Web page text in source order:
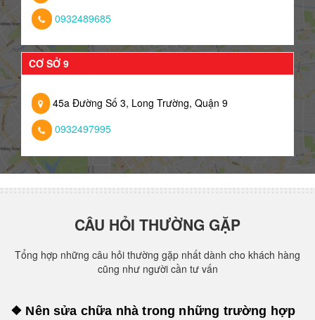
0932489685
CƠ SỞ 9
45a Đường Số 3, Long Trường, Quận 9
0932497995
CÂU HỎI THƯỜNG GẶP
Tổng hợp những câu hỏi thường gặp nhất dành cho khách hàng
cũng như người cần tư vấn
❖ Nên sửa chữa nhà trong những trường hợp